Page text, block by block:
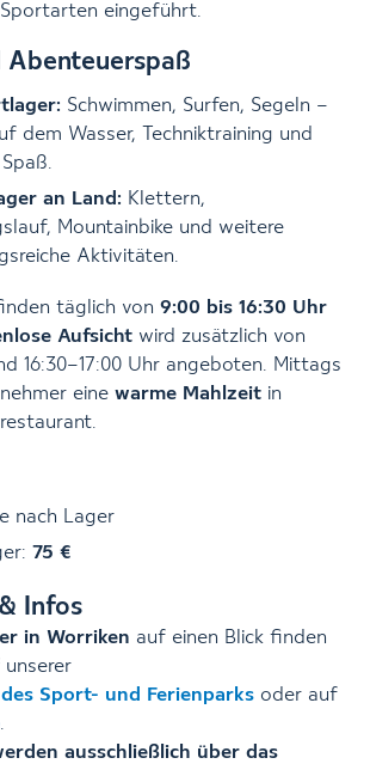
eingeführt.
Abenteuerspaß
Schwimmen, Surfen, Segeln –
dem Wasser, Techniktraining und
an Land: Klettern,
Mountainbike und weitere
Aktivitäten.
täglich von 9:00 bis 16:30 Uhr
Aufsicht wird zusätzlich von
16:30–17:00 Uhr angeboten. Mittags
eine warme Mahlzeit in
nach Lager
75 €
Infos
in Worriken auf einen Blick finden
unserer
des Sport- und Ferienparks oder auf
.
ausschließlich über das